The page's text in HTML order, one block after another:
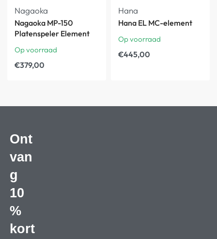
Nagaoka
Nagaoka MP-150
Platenspeler Element
Op voorraad
€379,00
Hana
Hana EL MC-element
Op voorraad
€445,00
Ont
van
g
10
%
kort